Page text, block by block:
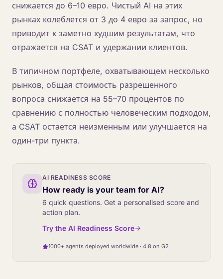
снижается до 6–10 евро. Чистый AI на этих
рынках колеблется от 3 до 4 евро за запрос, но
приводит к заметно худшим результатам, что
отражается на CSAT и удержании клиентов.
В типичном портфеле, охватывающем несколько
рынков, общая стоимость разрешенного
вопроса снижается на 55–70 процентов по
сравнению с полностью человеческим подходом,
а CSAT остается неизменным или улучшается на
один-три пункта.
AI READINESS SCORE
How ready is your team for AI?
6 quick questions. Get a personalised score and
action plan.
Try the AI Readiness Score
1000+ agents deployed worldwide · 4.8 on G2